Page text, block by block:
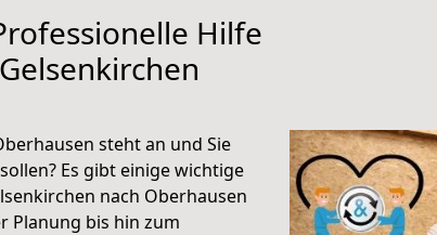
Hilfe
steht an und Sie
Es gibt einige wichtige
nach Oberhausen
Planung bis hin zum